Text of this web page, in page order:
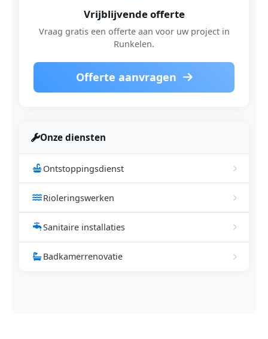
Vrijblijvende offerte
Vraag gratis een offerte aan voor uw project in
Runkelen.
Offerte aanvragen
Onze diensten
Ontstoppingsdienst
Rioleringswerken
Sanitaire installaties
Badkamerrenovatie